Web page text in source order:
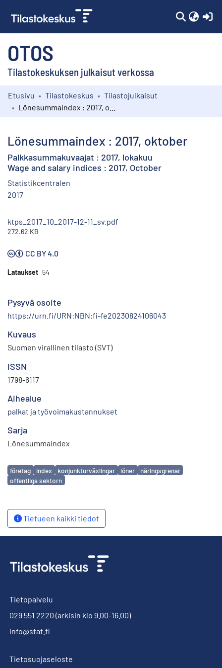
OTOS
Tilastokeskuksen julkaisut verkossa
Kokoelmat
Etusivu Tilastokeskus
Tilastojulkaisut
Lönesummaindex : 2017, oktober
Palkkasummakuvaajat : 2017, lokakuu
Wage and salary indices : 2017, October
Statistikcentralen
2017
ktps_2017_10_2017-12-11_sv.pdf
272.62 KB
CC BY 4.0
Lataukset 54
Pysyvä osoite
https://urn.fi/URN:NBN:fi-fe20230824106043
Kuvaus
Suomen virallinen tilasto (SVT)
ISSN
1798-6117
Aihealue
palkat ja työvoimakustannukset
Sarja
Lönesummaindex
Avainsanat
företag index konjunkturväxlingar löner
näringsgrenar
offentliga sektorn
Tietueen kaikki tiedot
Tietopalvelu
029 551 2220 (arkisin klo 9.00-16.00)
info@stat.fi
Tietosuojaseloste